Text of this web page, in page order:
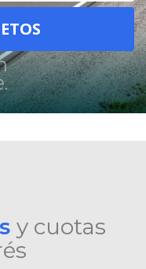
y cuotas